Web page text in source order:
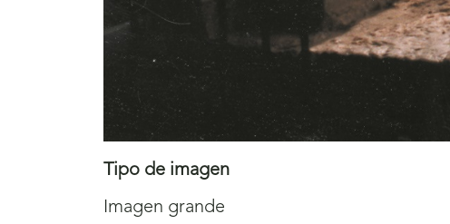
Tipo de imagen
Imagen grande